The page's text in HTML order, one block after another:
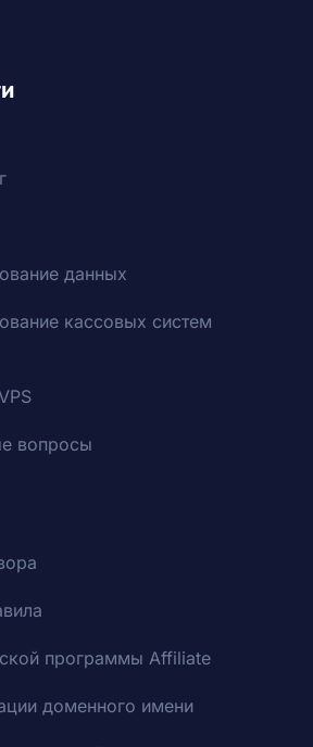
данных
кассовых систем
вопросы
программы Affiliate
доменного имени